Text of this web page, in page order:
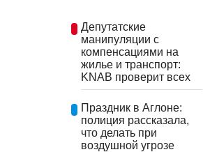
Депутатские
манипуляции с
компенсациями на
жилье и транспорт:
KNAB проверит всех
Праздник в Аглоне:
полиция рассказала,
что делать при
воздушной угрозе